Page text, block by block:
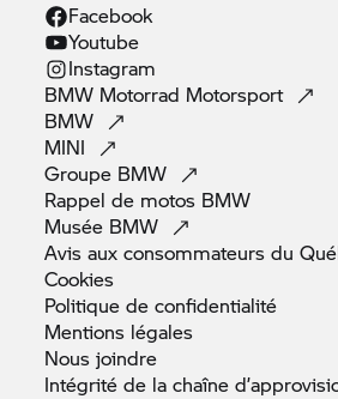
Facebook
Youtube
Instagram
BMW Motorrad Motorsport
BMW
MINI
Groupe BMW
Rappel de motos BMW
Musée BMW
Avis aux consommateurs du
Cookies
Politique deconfidentialité
Mentions légales
Nousjoindre
Intégrité de la chaîne